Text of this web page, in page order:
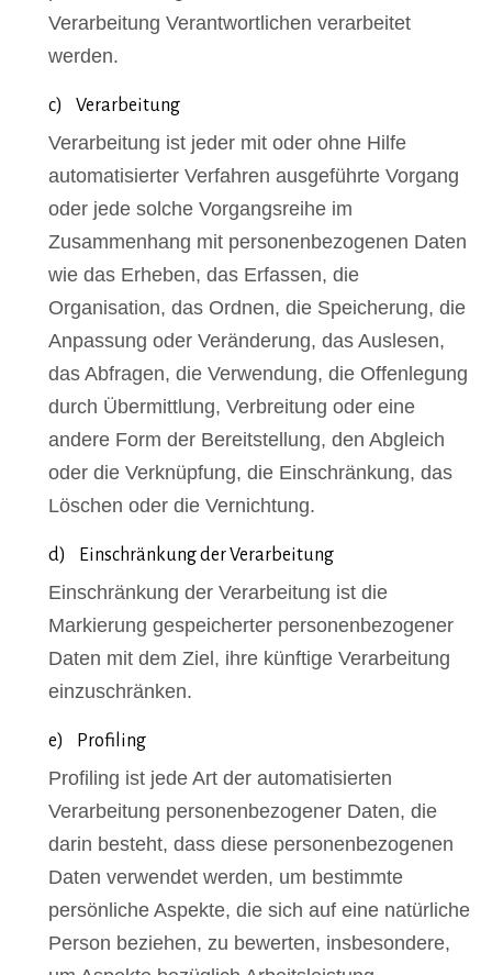
Verarbeitung Verantwortlichen verarbeitet
werden.
c) Verarbeitung
Verarbeitung ist jeder mit oder ohne Hilfe
automatisierter Verfahren ausgeführte Vorgang
oder jede solche Vorgangsreihe im
Zusammenhang mit personenbezogenen Daten
wie das Erheben, das Erfassen, die
Organisation, das Ordnen, die Speicherung, die
Anpassung oder Veränderung, das Auslesen,
das Abfragen, die Verwendung, die Offenlegung
durch Übermittlung, Verbreitung oder eine
andere Form der Bereitstellung, den Abgleich
oder die Verknüpfung, die Einschränkung, das
Löschen oder die Vernichtung.
d) Einschränkung der Verarbeitung
Einschränkung der Verarbeitung ist die
Markierung gespeicherter personenbezogener
Daten mit dem Ziel, ihre künftige Verarbeitung
einzuschränken.
e) Profiling
Profiling ist jede Art der automatisierten
Verarbeitung personenbezogener Daten, die
darin besteht, dass diese personenbezogenen
Daten verwendet werden, um bestimmte
persönliche Aspekte, die sich auf eine natürliche
Person beziehen, zu bewerten, insbesondere,